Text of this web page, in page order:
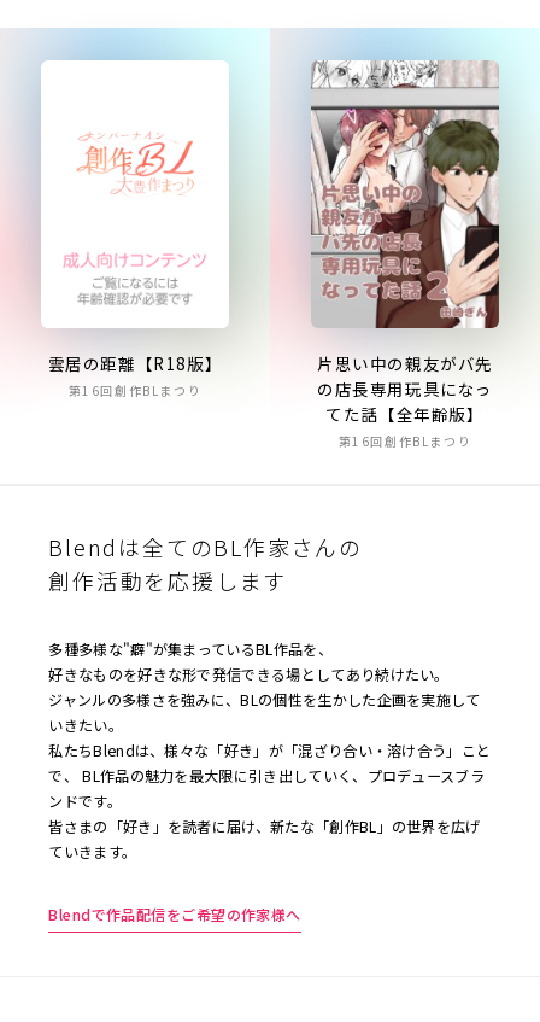
雲居の距離【R18版】
第16回創作BLまつり
片思い中の親友がバ先
の店長専用玩具になっ
てた話【全年齢版】
第16回創作BLまつり
Blendは全てのBL作家さんの
創作活動を応援します
多種多様な"癖"が集まっているBL作品を、
好きなものを好きな形で発信できる場としてあり続けたい。
ジャンルの多様さを強みに、BLの個性を生かした企画を実施して
いきたい。
私たちBlendは、様々な「好き」が「混ざり合い・溶け合う」こと
で、 BL作品の魅力を最大限に引き出していく、プロデュースブラ
ンドです。
皆さまの「好き」を読者に届け、新たな「創作BL」の世界を広げ
ていきます。
Blendで作品配信をご希望の作家様へ